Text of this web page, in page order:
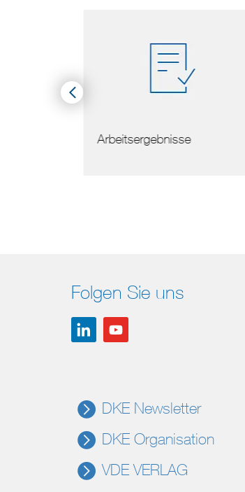
Arbeitsergebnisse
Folgen Sie uns
DKE Newsletter
DKE Organisation
VDE VERLAG